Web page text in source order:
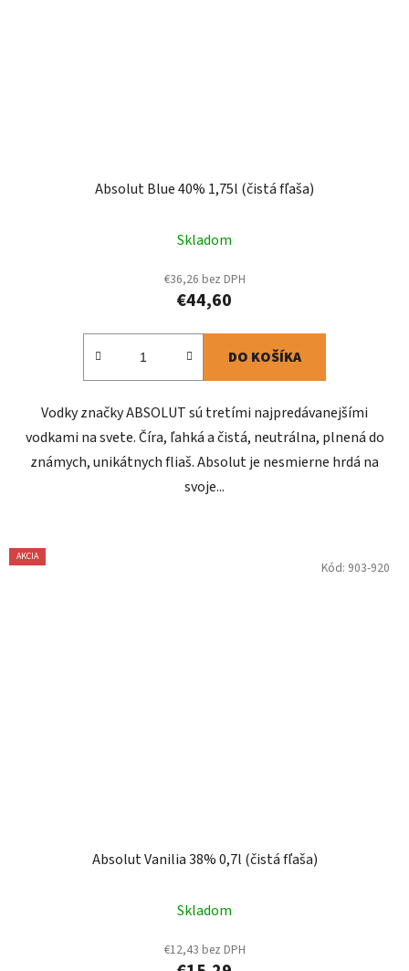
Absolut Blue 40% 1,75l (čistá fľaša)
Skladom
€36,26 bez DPH
€44,60
DO KOŠÍKA
Vodky značky ABSOLUT sú tretími najpredávanejšími
vodkami na svete. Číra, ľahká a čistá, neutrálna, plnená do
známych, unikátnych fliaš. Absolut je nesmierne hrdá na
svoje...
AKCIA
Absolut Vanilia 38% 0,7l (čistá fľaša)
Skladom
€12,43 bez DPH
Kód: 903-920